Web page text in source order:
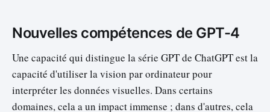
Nouvelles compétences de GPT-4
Une capacité qui distingue la série GPT de ChatGPT est la
capacité d'utiliser la vision par ordinateur pour
interpréter les données visuelles. Dans certains
domaines, cela a un impact immense ; dans d'autres, cela